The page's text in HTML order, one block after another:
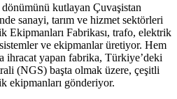
kutlayan Çuvaşistan
sanayi, tarım ve hizmet sektörleri
Ekipmanları Fabrikası, trafo, elektrik
ve ekipmanlar üretiyor. Hem
ihracat yapan fabrika, Türkiye’deki
(NGS) başta olmak üzere, çeşitli
ekipmanları gönderiyor.